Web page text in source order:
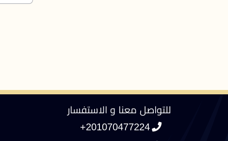
للتواصل معنا و الاستفسار
+201070477224